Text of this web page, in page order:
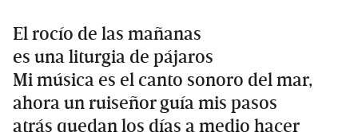
El rocío de las mañanas
es una liturgia de pájaros
Mi música es el canto sonoro del mar,
ahora un ruiseñor guía mis pasos
atrás quedan los días a medio hacer